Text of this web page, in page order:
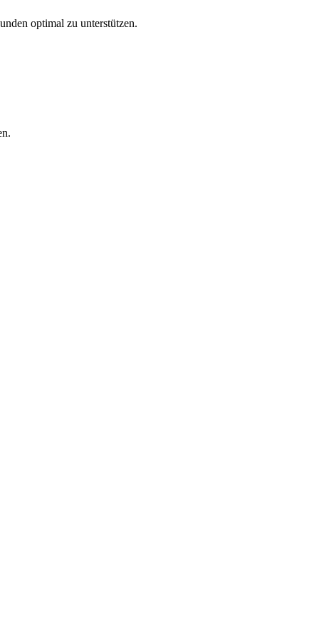
optimal zu unterstützen.